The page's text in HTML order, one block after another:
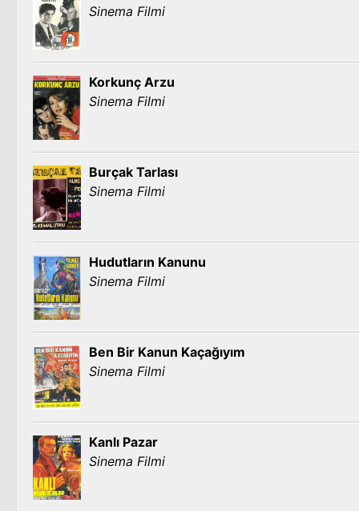
Sinema Filmi
Korkunç Arzu
Sinema Filmi
Burçak Tarlası
Sinema Filmi
Hudutların Kanunu
Sinema Filmi
Ben Bir Kanun Kaçağıyım
Sinema Filmi
Kanlı Pazar
Sinema Filmi